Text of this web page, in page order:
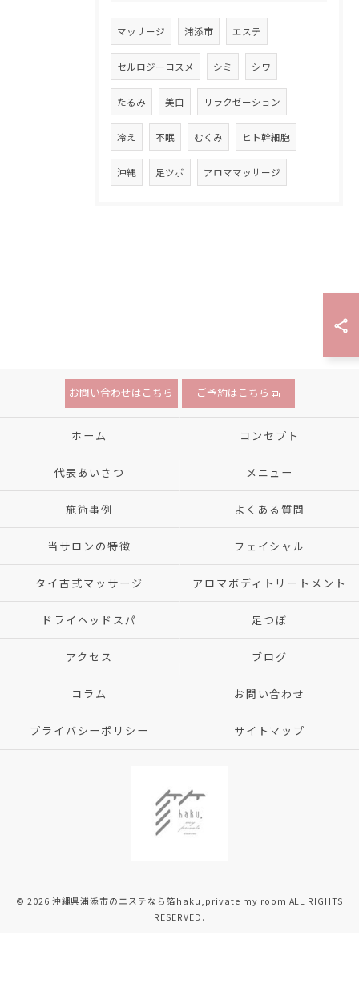
マッサージ 浦添市 エステ
セルロジーコスメ シミ シワ
たるみ 美白 リラクゼーション
冷え 不眠 むくみ ヒト幹細胞
沖縄 足ツボ アロママッサージ
お問い合わせはこちら ご予約はこちら
ホーム コンセプト
代表あいさつ メニュー
施術事例 よくある質問
当サロンの特徴 フェイシャル
タイ古式マッサージ アロマボディトリートメント
ドライヘッドスパ 足つぼ
アクセス ブログ
コラム お問い合わせ
プライバシーポリシー サイトマップ
© 2026 沖縄県浦添市のエステなら箔haku,private my room ALL RIGHTS
RESERVED.